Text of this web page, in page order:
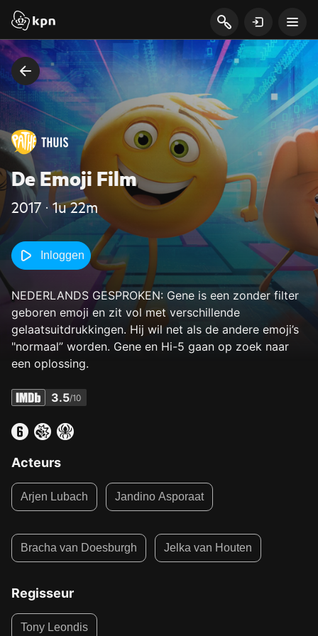
De Emoji Film
2017 ‧ 1u 22m
Inloggen
NEDERLANDS GESPROKEN: Gene is een zonder filter
geboren emoji en zit vol met verschillende
gelaatsuitdrukkingen. Hij wil net als de andere emoji’s
"normaal” worden. Gene en Hi-5 gaan op zoek naar
een oplossing.
3.5/10
Acteurs
Arjen Lubach Jandino Asporaat
Bracha van Doesburgh Jelka van Houten
Regisseur
Tony Leondis